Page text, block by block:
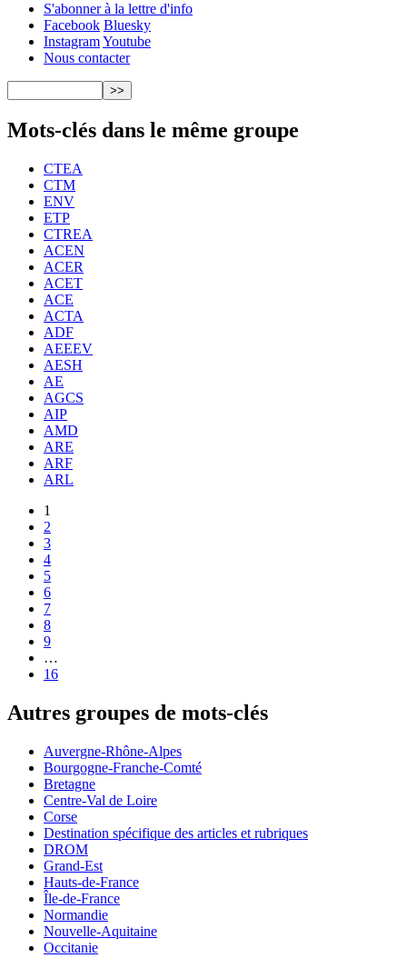
S'abonner à la lettre d'info
Facebook Bluesky
InstagramYoutube
Nous contacter
Mots-clés dans le même groupe
CTEA
CTM
ENV
ETP
CTREA
ACEN
ACER
ACET
ACE
ACTA
ADF
AEEEV
AESH
AE
AGCS
AIP
AMD
ARE
ARF
ARL
1
2
3
4
5
6
7
8
9
…
16
Autres groupes de mots-clés
Auvergne-Rhône-Alpes
Bourgogne-Franche-Comté
Bretagne
Centre-Val de Loire
Corse
Destination spécifique des articles et rubriques
DROM
Grand-Est
Hauts-de-France
Île-de-France
Normandie
Nouvelle-Aquitaine
Occitanie